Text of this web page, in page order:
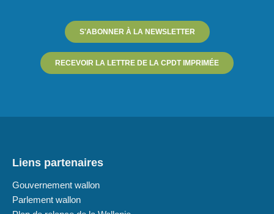
S'ABONNER À LA NEWSLETTER
RECEVOIR LA LETTRE DE LA CPDT IMPRIMÉE
Liens partenaires
Gouvernement wallon
Parlement wallon